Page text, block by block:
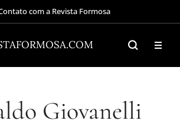
com a Revista Formosa
Giovanelli